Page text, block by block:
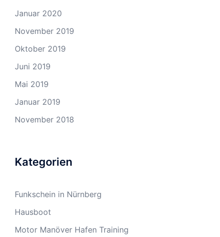
Januar 2020
November 2019
Oktober 2019
Juni 2019
Mai 2019
Januar 2019
November 2018
Kategorien
Funkschein in Nürnberg
Hausboot
Motor Manöver Hafen Training